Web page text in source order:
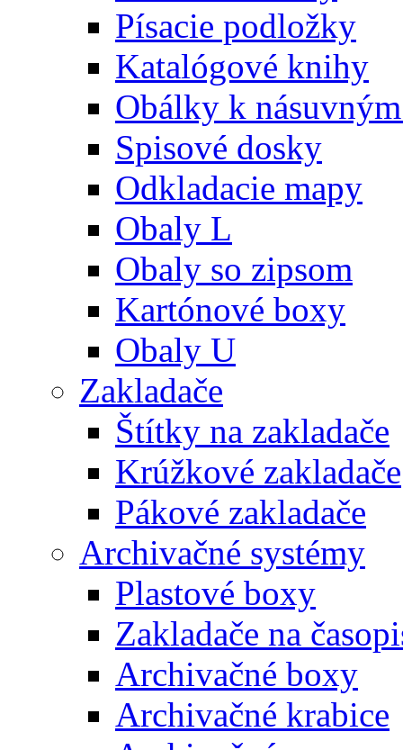
Písacie podložky
Katalógové knihy
Obálky k
Spisové dosky
Odkladacie mapy
Obaly L
Obaly so zipsom
Kartónové boxy
Obaly U
Zakladače
Štítky na zakladače
Krúžkové zakladače
Pákové zakladače
Archivačné systémy
Plastové boxy
Zakladače na
Archivačné boxy
Archivačné krabice